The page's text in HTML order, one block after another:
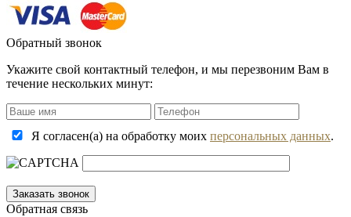
Обратный звонок
Укажите свой контактный телефон, и мы перезвоним Вам в
течение нескольких минут:
Я согласен(а) на обработку моих персональных данных.
Обратная связь